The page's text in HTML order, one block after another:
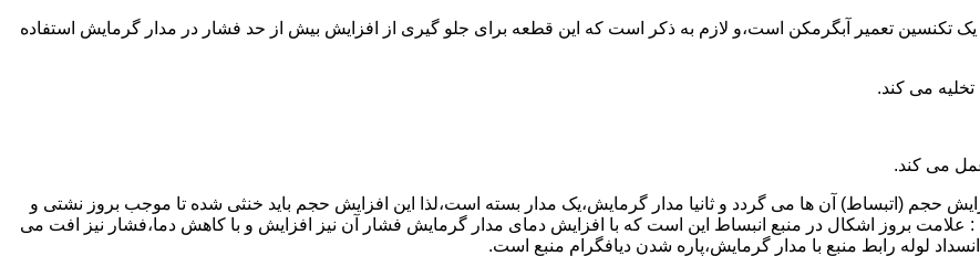
یک تکنسین تعمیر آبگرمکن است،و لازم به ذکر است که این قطعه برای جلو گیری از افزایش بیش از حد فشار در مدار گرمایش استفاده
می کند.
حجم (اتبساط) آن ها می گردد و ثانیا مدار گرمایش،یک مدار بسته است،لذا این افزایش حجم باید خنثی شده تا موجب بروز نشتی و
علامت بروز اشکال در منبع انبساط این است که با افزایش دمای مدار گرمایش فشار آن نیز افزایش و با کاهش دما،فشار نیز افت می
لوله رابط منبع با مدار گرمایش،پاره شدن دیافگرام منبع است.